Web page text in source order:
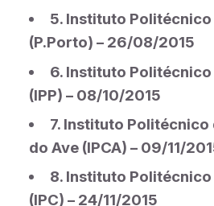
5. Instituto
(P.Porto) – 26/08/2015
6. Instituto
(IPP) – 08/10/2015
7. Instituto Politécnico
do Ave (IPCA) – 09/11/
8. Instituto
(IPC) – 24/11/2015